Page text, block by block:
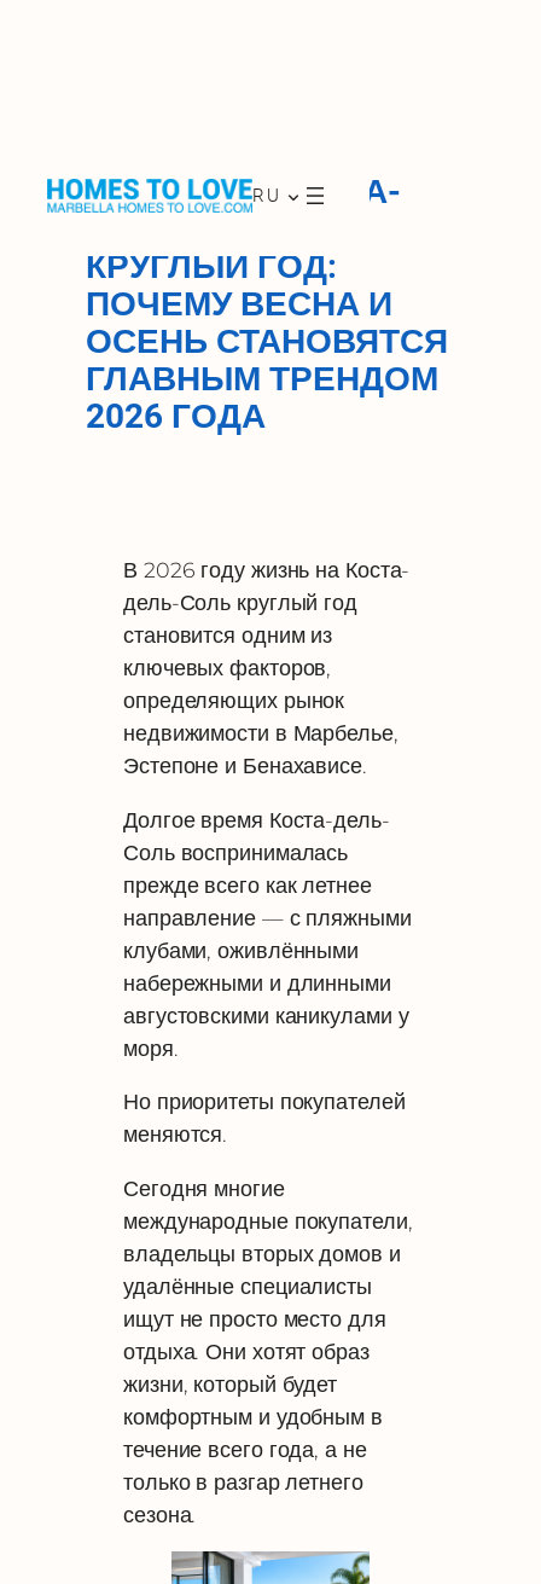
content
RU
ЖИЗНЬ НА КОСТА-
КРУГЛЫЙ ГОД:
ПОЧЕМУ ВЕСНА И
ОСЕНЬ СТАНОВЯТСЯ
ГЛАВНЫМ ТРЕНДОМ
2026 ГОДА
В 2026 году жизнь на Коста-
дель-Соль круглый год
становится одним из
ключевых факторов,
определяющих рынок
недвижимости в Марбелье,
Эстепоне и Бенахависе.
Долгое время Коста-дель-
Соль воспринималась
прежде всего как летнее
направление — с пляжными
клубами, оживлёнными
набережными и длинными
августовскими каникулами у
моря.
Но приоритеты покупателей
меняются.
Сегодня многие
международные покупатели,
владельцы вторых домов и
удалённые специалисты
ищут не просто место для
отдыха. Они хотят образ
жизни, который будет
комфортным и удобным в
течение всего года, а не
только в разгар летнего
сезона.